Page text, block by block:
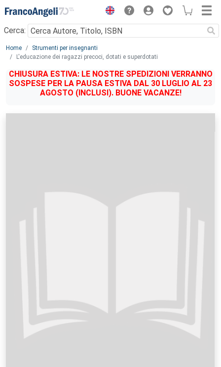
Menu
Cerca:
Main content
Home
Strumenti per insegnanti
L'educazione dei ragazzi precoci, dotati e superdotati
CHIUSURA ESTIVA: LE NOSTRE SPEDIZIONI VERRANNO
SOSPESE PER LA PAUSA ESTIVA DAL 30 LUGLIO AL 23
AGOSTO (INCLUSI). BUONE VACANZE!